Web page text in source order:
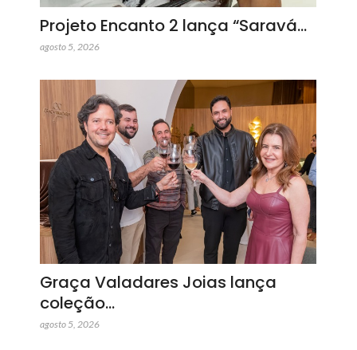
Projeto Encanto 2 lança “Saravá…
agosto 5, 2026
Graça Valadares Joias lança
coleção…
agosto 5, 2026